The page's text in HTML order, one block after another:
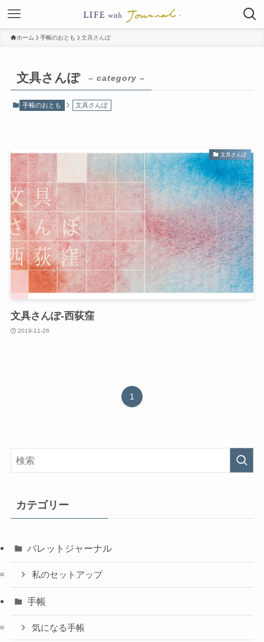
ホーム 手帳のおとも 文具さんぽ
文具さんぽ – category –
手帳のおとも 文具さんぽ
文具さんぽ
文具さんぽ-西荻窪
2019-11-26
1
カテゴリー
バレットジャーナル
私のセットアップ
手帳
気になる手帳